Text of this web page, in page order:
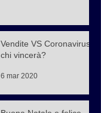
Vendite VS Coronavirus,
chi vincerà?
6 mar 2020